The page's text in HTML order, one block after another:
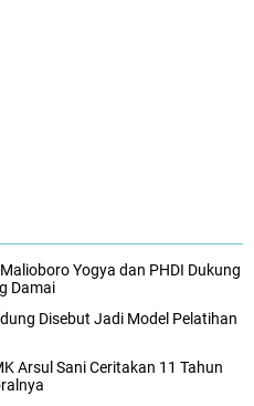
Yogya dan PHDI Dukung
Damai
Disebut Jadi Model Pelatihan
Arsul Sani Ceritakan 11 Tahun